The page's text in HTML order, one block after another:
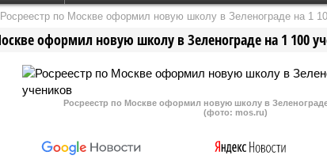
Росреестр по Москве оформил новую школу в Зеленограде на 1
оформил новую школу в Зеленограде на 1 100
Росреестр по Москве оформил новую школу в
(фото: mos.ru)